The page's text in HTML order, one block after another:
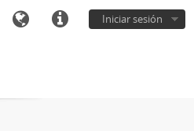
Iniciar sesión